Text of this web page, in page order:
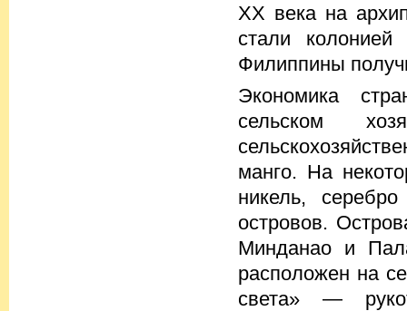
XX века на
стали
Филиппины
Экономика
сельском
манго. На
никель,
островов.
Минданао и
расположен на
света» —